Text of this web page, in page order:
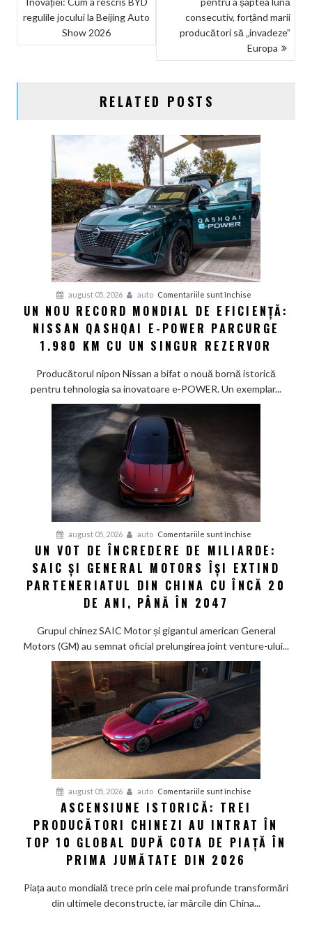
ÎN
ARTICOLE
regulile jocului la Beijing Auto
Show 2026
consecutiv, forțând marii
producători să „invadeze”
Europa
RELATED POSTS
august 05, 2026 auto Comentariile sunt închise
Un
nou
record
de
eficiență:
1.980
km
cu
un
rezervor
UN NOU RECORD MONDIAL DE EFICIENȚĂ:
NISSAN QASHQAI E-POWER PARCURGE
1.980 KM CU UN SINGUR REZERVOR
Producătorul nipon Nissan a bifat o nouă bornă istorică
pentru tehnologia sa inovatoare e-POWER. Un exemplar...
august 05, 2026 auto Comentariile sunt închise
Un
vot
de
miliarde:
General
Motors
parteneriatul
din
China
cu
ani,
2047
UN VOT DE ÎNCREDERE DE MILIARDE:
SAIC ȘI GENERAL MOTORS ÎȘI EXTIND
PARTENERIATUL DIN CHINA CU ÎNCĂ 20
DE ANI, PÂNĂ ÎN 2047
Grupul chinez SAIC Motor și gigantul american General
Motors (GM) au semnat oficial prelungirea joint venture-ului...
august 05, 2026 auto Comentariile sunt închise
istorică:
Trei
producători
au
ASCENSIUNE ISTORICĂ: TREI
PRODUCĂTORI CHINEZI AU INTRAT ÎN
TOP 10 GLOBAL DUPĂ COTA DE PIAȚĂ ÎN
PRIMA JUMĂTATE DIN 2026
Piața auto mondială trece prin cele mai profunde transformări
din ultimele deconstructe, iar mărcile din China...